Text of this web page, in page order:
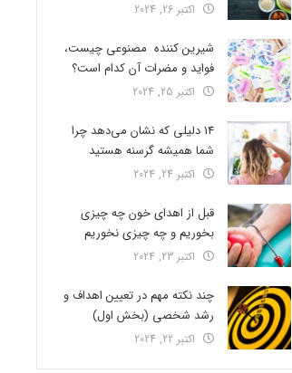
اکتبر 26, 2024
شیرین کننده مصنوعی چیست،
فواید و مضرات آن کدام است؟
اکتبر 25, 2024
14 دلیلی که نشان می‌دهد چرا
شما همیشه گرسنه هستید
اکتبر 24, 2024
قبل از اهدای خون چه چیزی
بخوریم و چه چیزی نخوریم
اکتبر 23, 2024
چند نکته مهم در تعیین اهداف و
رشد شخصی (بخش اول)
اکتبر 22, 2024